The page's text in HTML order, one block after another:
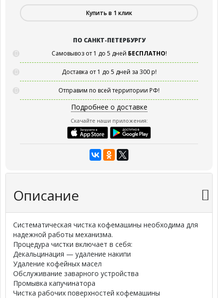
Купить в 1 клик
ПО САНКТ-ПЕТЕРБУРГУ
Самовывоз от 1 до 5 дней БЕСПЛАТНО!
Доставка от 1 до 5 дней за 300 р!
Отправим по всей территории РФ!
Подробнее о доставке
Скачайте наши приложения:
Описание
Систематическая чистка кофемашины необходима для
надежной работы механизма.
Процедура чистки включает в себя:
Декальцинация — удаление накипи
Удаление кофейных масел
Обслуживание заварного устройства
Промывка капучинатора
Чистка рабочих поверхностей кофемашины